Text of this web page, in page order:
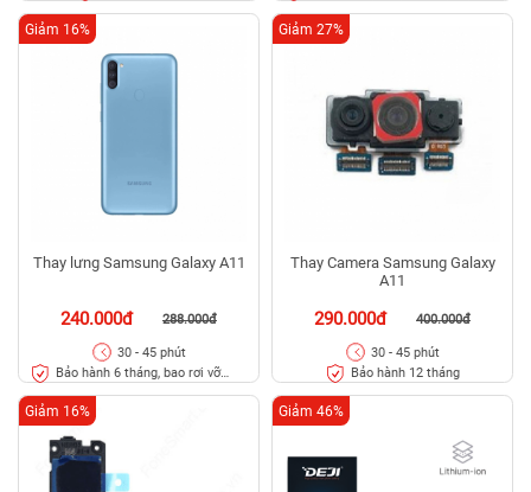
Thay lưng Samsung Galaxy A11
240.000đ 288.000đ
Giảm 16%
30 - 45 phút
Bảo hành 6 tháng, bao rơi vỡ
Thay Camera Samsung Galaxy
A11
290.000đ 400.000đ
Giảm 27%
30 - 45 phút
Bảo hành 12 tháng
Giảm 16% Giảm 46%